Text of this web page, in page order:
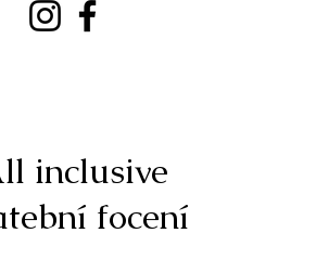
inclusive
focení